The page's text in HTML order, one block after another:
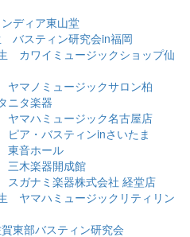
ディア東山堂
スティン研究会in福岡
ワイミュージックショップ仙
マノミュージックサロン柏
タ楽器
マハミュージック名古屋店
・バスティンinさいたま
音ホール
木楽器開成館
ガナミ楽器株式会社 経堂店
マハミュージックリティリン
部バスティン研究会